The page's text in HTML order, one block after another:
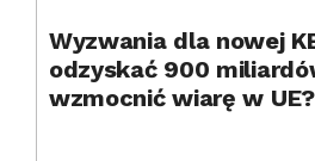
Wyzwania dla nowej
odzyskać 900
wzmocnić wiarę w UE?